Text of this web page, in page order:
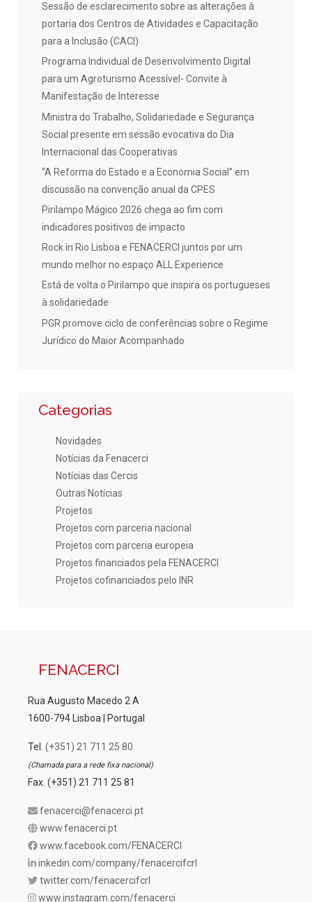
Sessão de esclarecimento sobre as alterações à
portaria dos Centros de Atividades e Capacitação
para a Inclusão (CACI)
Programa Individual de Desenvolvimento Digital
para um Agroturismo Acessível- Convite à
Manifestação de Interesse
Ministra do Trabalho, Solidariedade e Segurança
Social presente em sessão evocativa do Dia
Internacional das Cooperativas
“A Reforma do Estado e a Economia Social” em
discussão na convenção anual da CPES
Pirilampo Mágico 2026 chega ao fim com
indicadores positivos de impacto
Rock in Rio Lisboa e FENACERCI juntos por um
mundo melhor no espaço ALL Experience
Está de volta o Pirilampo que inspira os portugueses
à solidariedade
PGR promove ciclo de conferências sobre o Regime
Jurídico do Maior Acompanhado
Categorias
Novidades
Notícias da Fenacerci
Notícias das Cercis
Outras Notícias
Projetos
Projetos com parceria nacional
Projetos com parceria europeia
Projetos financiados pela FENACERCI
Projetos cofinanciados pelo INR
FENACERCI
Rua Augusto Macedo 2 A
1600-794 Lisboa | Portugal
Tel. (+351) 21 711 25 80
(Chamada para a rede fixa nacional)
Fax. (+351) 21 711 25 81
fenacerci@fenacerci.pt
www.fenacerci.pt
www.facebook.com/FENACERCI
inkedin.com/company/fenacercifcrl
twitter.com/fenacercifcrl
www.instagram.com/fenacerci